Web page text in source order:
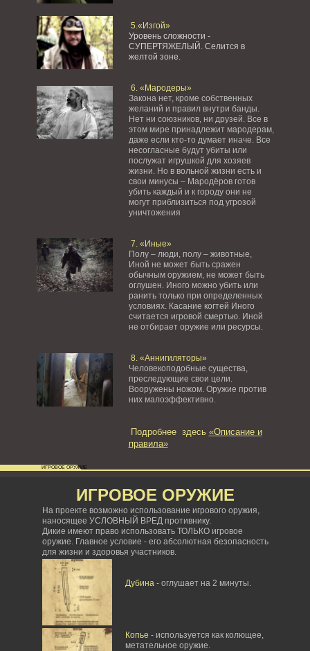
5.«Изгой»
Уровень сложности -
СУПЕРТЯЖЕЛЫЙ. Селится в
желтой зоне.
6. «Мародеры»
Закона нет, кроме собственных
желаний и правил внутри банды.
Нет ни союзников, ни друзей. Все в
этом мире принадлежит мародерам,
даже если кто-то думает иначе. Все
несогласные будут убиты или
послужат игрушкой для хозяев
жизни. Но в вольной жизни есть и
свои минусы – Мародёров готов
убить каждый и к городу они не
могут приблизиться под угрозой
уничтожения
7. «Иные»
Полу – люди, полу – животные,
Иной не может быть сражен
обычным оружием, не может быть
оглушен. Иного можно убить или
ранить только при определенных
условиях. Касание когтей Иного
считается игровой смертью. Иной
не отбирает оружие или ресурсы.
8. «Аннигиляторы»
Человекоподобные существа,
преследующие свои цели.
Вооружены ножом. Оружие против
них малоэффективно.
Подробнее здесь «Описание и
правила»
ИГРОВОЕ ОРУЖИЕ
На проекте возможно использование игрового оружия,
наносящее УСЛОВНЫЙ ВРЕД противнику.
Дикие имеют право использовать ТОЛЬКО игровое
оружие. Главное условие - его абсолютная безопасность
для жизни и здоровья участников.
Дубина- оглушает на 2 минуты.
Копье - используется как колющее,
метательное оружие.
ИГРОВОЕ ОРУЖИЕ